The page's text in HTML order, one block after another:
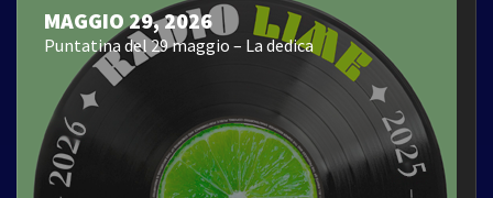
MAGGIO 29, 2026
Puntatina del 29 maggio – La dedica